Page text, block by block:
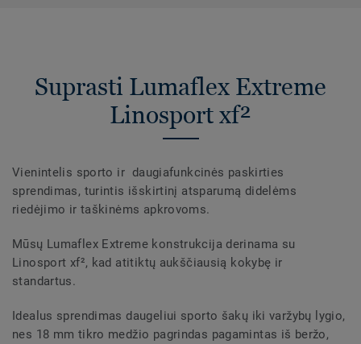
Suprasti Lumaflex Extreme
Linosport xf²
Vienintelis sporto ir daugiafunkcinės paskirties
sprendimas, turintis išskirtinį atsparumą didelėms
riedėjimo ir taškinėms apkrovoms.
Mūsų Lumaflex Extreme konstrukcija derinama su
Linosport xf², kad atitiktų aukščiausią kokybę ir
standartus.
Idealus sprendimas daugeliui sporto šakų iki varžybų lygio,
nes 18 mm tikro medžio pagrindas pagamintas iš beržo,